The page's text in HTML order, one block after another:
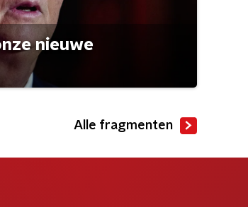
nieuwe
Alle fragmenten